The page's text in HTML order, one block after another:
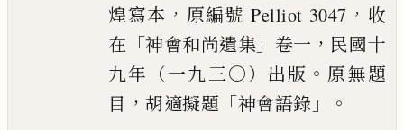
煌寫本 ， 原編號 Pelliot 3047 ， 收
在 「神會和尚遺集 」 卷一 ， 民國十
九年（一九三〇）出版 。 原無題
目 ， 胡適擬題 「神會語錄 」。